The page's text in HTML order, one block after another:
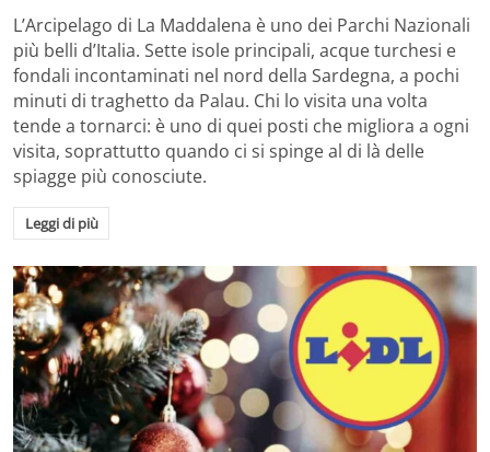
L’Arcipelago di La Maddalena è uno dei Parchi Nazionali
più belli d’Italia. Sette isole principali, acque turchesi e
fondali incontaminati nel nord della Sardegna, a pochi
minuti di traghetto da Palau. Chi lo visita una volta
tende a tornarci: è uno di quei posti che migliora a ogni
visita, soprattutto quando ci si spinge al di là delle
spiagge più conosciute.
Leggi di più